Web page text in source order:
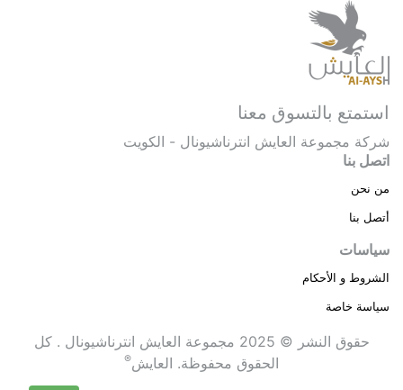
استمتع بالتسوق معنا
شركة مجموعة العايش انترناشيونال - الكويت
اتصل بنا
من نحن
أتصل بنا
سياسات
الشروط و الأحكام
سياسة خاصة
حقوق النشر © 2025 مجموعة العايش انترناشيونال . كل
الحقوق محفوظة. العايش®